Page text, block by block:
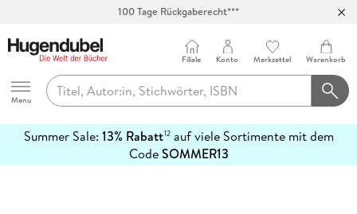
100 Tage Rückgaberecht***
Hugendubel
Menu
Filiale Konto Merkzettel Warenkorb
Summer Sale: 13% Rabatt12auf viele Sortimente mit dem
CodeSOMMER13
erfahren